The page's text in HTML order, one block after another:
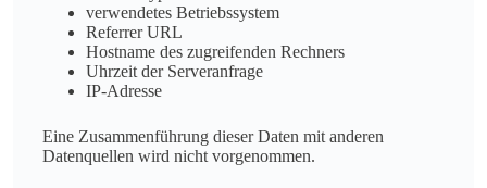
verwendetes Betriebssystem
Referrer URL
Hostname des zugreifenden Rechners
Uhrzeit der Serveranfrage
IP-Adresse
Eine Zusammenführung dieser Daten mit anderen
Datenquellen wird nicht vorgenommen.